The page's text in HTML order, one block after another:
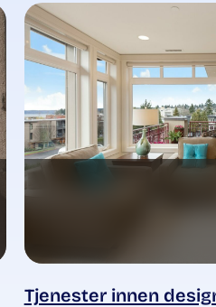
Tjenester innen